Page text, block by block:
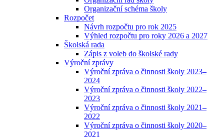
Organizační schéma školy
Rozpočet
Návrh rozpočtu pro rok 2025
Výhled rozpočtu pro roky 2026 a 2027
Školská rada
Zápis z voleb do školské rady
Výroční zprávy
Výroční zpráva o činnosti školy 2023–
2024
Výroční zpráva o činnosti školy 2022–
2023
Výroční zpráva o činnosti školy 2021–
2022
Výroční zpráva o činnosti školy 2020–
2021